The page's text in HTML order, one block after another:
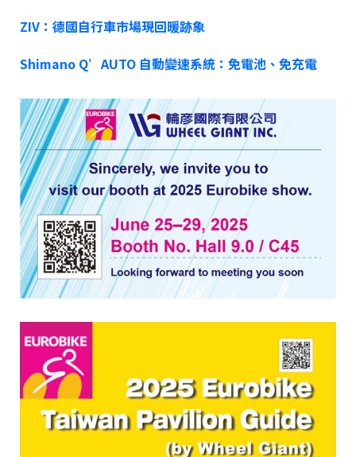
ZIV：德國自行車市場現回暖跡象
Shimano Q’AUTO 自動變速系統：免電池、免充電